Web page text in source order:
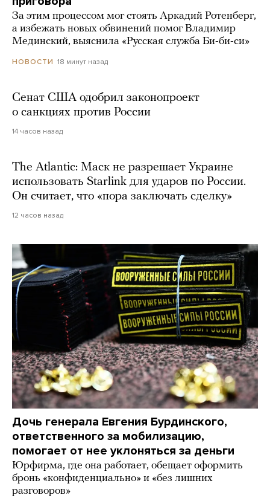
За этим процессом мог стоять Аркадий Ротенберг,
а избежать новых обвинений помог Владимир
Мединский, выяснила «Русская служба Би-би-си»
НОВОСТИ 18 минут назад
Сенат США одобрил законопроект
о санкциях против России
14 часов назад
The Atlantic: Маск не разрешает Украине
использовать Starlink для ударов по России.
Он считает, что «пора заключать сделку»
12 часов назад
Дочь генерала Евгения Бурдинского,
ответственного за мобилизацию,
помогает от нее уклоняться за деньги
Юрфирма, где она работает, обещает оформить
бронь «конфиденциально» и «без лишних
разговоров»